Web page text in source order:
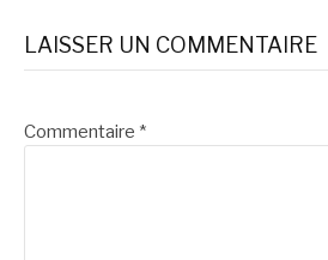
LAISSER UN COMMENTAIRE
Commentaire *